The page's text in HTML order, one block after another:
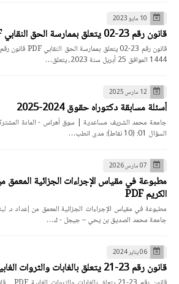
10 مايو 2023
قانون رقم 23-02 يتعلق بممارسة الحق النقابي PDF
1444 الموافق 25 أبريل سنة 2023، يتعلق…
12 مارس 2025
أسئلة مسابقة دكتوراه حقوق 2024-2025
جامعة محمد الشريف مساعدية | سوق أهراس - المادة
السؤال 01: (10 نقاط): مدى انطب…
07 مارس 2026
مطبوعة في مقياس الإجراءات الجزائية المعمق
الكريم PDF
جامعة محمد الصديق بن يحي – جيجل - ك…
06 يناير 2024
قانون رقم 23-21 يتعلق بالغابات والثروات الغابية PDF